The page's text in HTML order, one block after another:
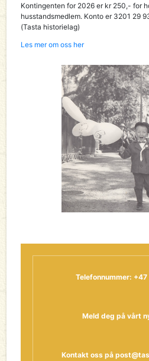
Kontingenten for 2026 er kr 250,- for
husstandsmedlem. Konto er 3201 29
(Tasta historielag)
Les mer om oss her
Telefonnummer:
Meld deg på vårt
Kontakt oss på